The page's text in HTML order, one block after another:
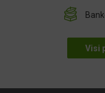
Visi